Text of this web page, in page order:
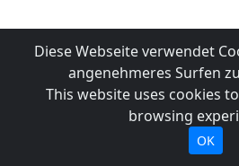
Diese Webseite verwendet
angenehmeres Surfen
This website uses cookies
browsing
OK